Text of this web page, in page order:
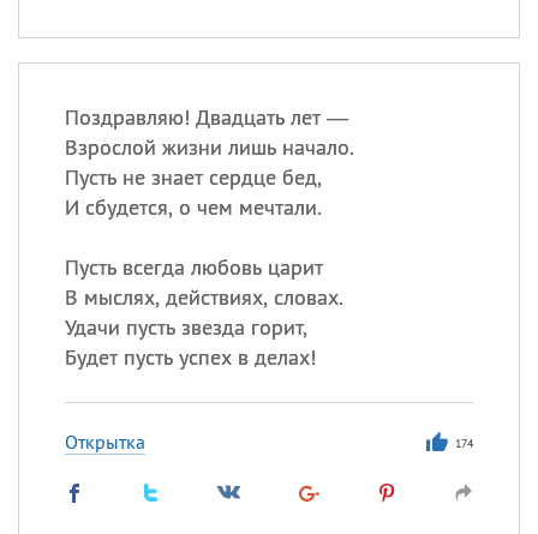
Поздравляю! Двадцать лет —
Взрослой жизни лишь начало.
Пусть не знает сердце бед,
И сбудется, о чем мечтали.
Пусть всегда любовь царит
В мыслях, действиях, словах.
Удачи пусть звезда горит,
Будет пусть успех в делах!
Открытка 174